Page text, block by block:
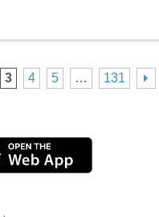
3 4 5 … 131